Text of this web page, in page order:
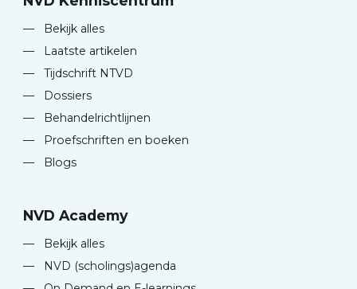
—
Bekijk alles
—
Laatste artikelen
—
Tijdschrift NTVD
—
Dossiers
—
Behandelrichtlijnen
—
Proefschriften en boeken
—
Blogs
NVD Academy
—
Bekijk alles
—
NVD (scholings)agenda